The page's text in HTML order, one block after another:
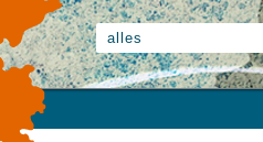
alles